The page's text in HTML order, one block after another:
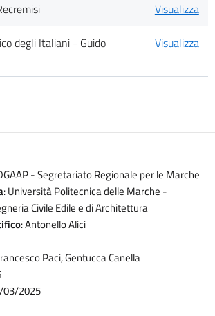
Visualizza
degli Italiani - Guido
Visualizza
- Segretariato Regionale per le Marche
: Università Politecnica delle Marche -
Civile Edile e di Architettura
: Antonello Alici
Paci, Gentucca Canella
03/2025